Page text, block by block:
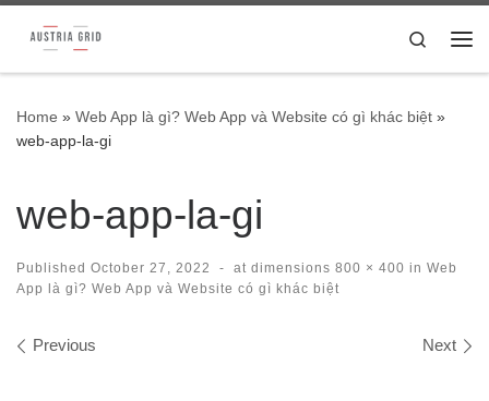
Skip to content
Search
Home » Web App là gì? Web App và Website có gì khác biệt »
web-app-la-gi
web-app-la-gi
Published October 27, 2022 - at dimensions 800 × 400 in Web
App là gì? Web App và Website có gì khác biệt
Images navigation
Previous Next